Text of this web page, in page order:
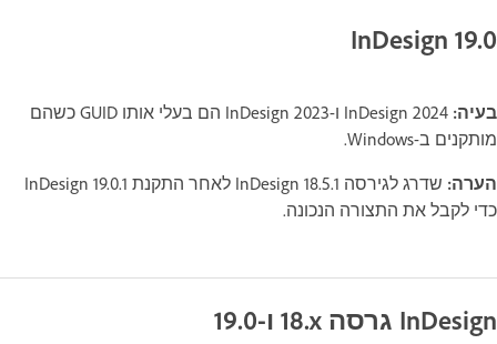
InDesign 19.0
בעיה:
InDesign 2024 ו-InDesign 2023 הם בעלי אותו GUID כשהם
מותקנים ב-Windows.
הערה:
שדרג לגירסה InDesign 18.5.1 לאחר התקנת InDesign 19.0.1
כדי לקבל את התצורה הנכונה.
InDesign גרסה ‎18.x ו-19.0